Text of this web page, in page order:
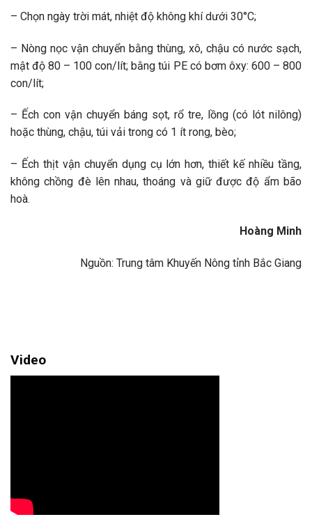
– Chọn ngày trời mát, nhiệt độ không khí dưới 30°C;
– Nòng nọc vận chuyển bằng thùng, xô, chậu có nước sạch,
mật độ 80 – 100 con/lít; bằng túi PE có bơm ôxy: 600 – 800
con/lít;
– Ếch con vận chuyển báng sọt, rổ tre, lồng (có lót nilông)
hoặc thùng, chậu, túi vải trong có 1 ít rong, bèo;
– Ếch thịt vận chuyển dụng cụ lớn hơn, thiết kế nhiều tầng,
không chồng đè lên nhau, thoáng và giữ được độ ẩm bão
hoà.
Hoàng Minh
Nguồn: Trung tâm Khuyến Nông tỉnh Bắc Giang
Video